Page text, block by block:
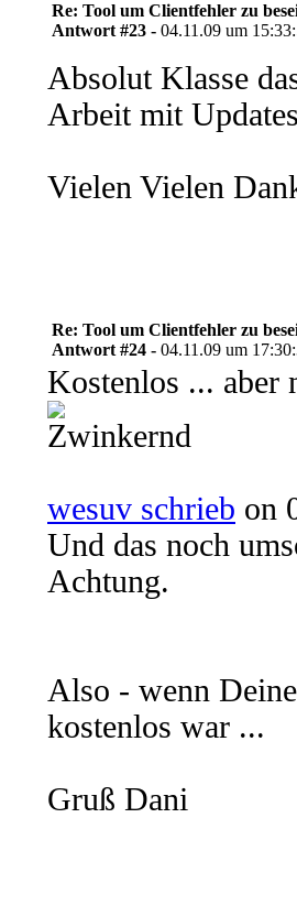
Re: Tool um Clientfehler zu
Antwort #23 - 04.11.09 um
Absolut Klasse
Arbeit mit
Vielen Vielen
Re: Tool um Clientfehler zu
Antwort #24 - 04.11.09 um
Kostenlos ... aber
wesuv schrieb on
Und das noch
Achtung.
Also - wenn
kostenlos war ...
Gruß Dani